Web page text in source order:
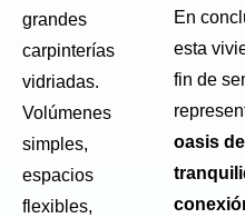
grandes
carpinterías
vidriadas.
Volúmenes
simples,
espacios
flexibles,
En
esta
fin de
oasis de